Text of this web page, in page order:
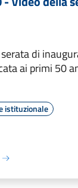
di
ai primi 50
istituzionale